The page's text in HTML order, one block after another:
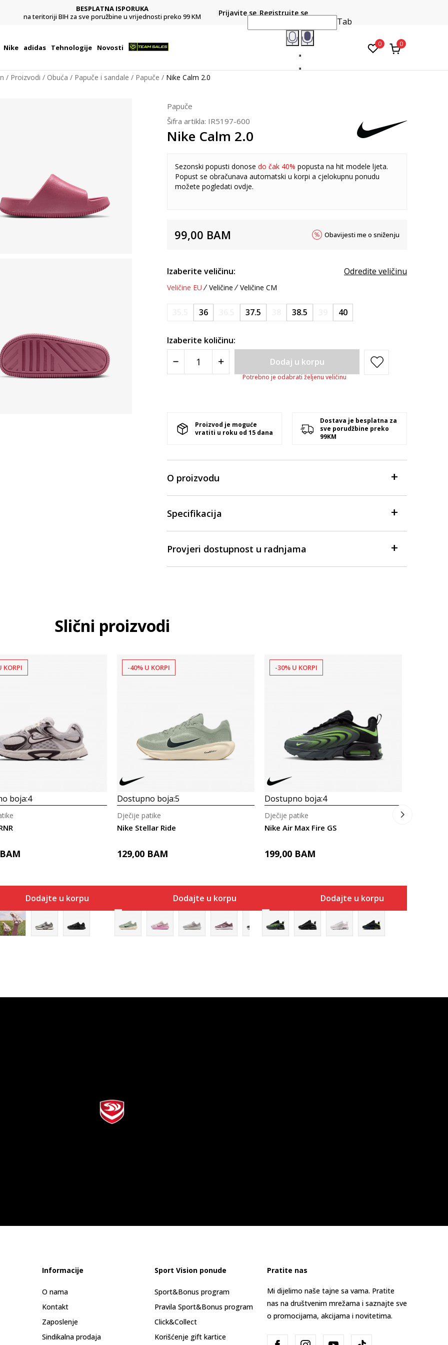
BESPLATNA ISPORUKA
na teritoriji BIH za sve poružbine u vrijednosti preko 99 KM
Platite karticom online i preuzmite u prodavnici po vašem
Prijavite se Registrujte se
Nike adidas Tehnologije Novosti
Tab
0 0
Proizvodi Obuća Papuče i sandale Papuče Nike Calm 2.0
Papuče
Šifra artikla: IR5197-600
Nike Calm 2.0
Sezonski popusti donose do čak 40% popusta na hit modele ljeta.
Popust se obračunava automatski u korpi a cjelokupnu ponudu
možete pogledati ovdje.
99,00 BAM Obavijesti me o sniženju
Izaberite veličinu: Odredite veličinu
Veličine EU Veličine Veličine CM
36 37.5 38.5 40
Izaberite količinu:
Dodaj u korpu
Potrebno je odabrati željenu veličinu
Proizvod je moguće
vratiti u roku od 15 dana
Dostava je besplatna za
sve porudžbine preko
99KM
O proizvodu
Specifikacija
Provjeri dostupnost u radnjama
Slični proizvodi
KORPI
boja:4
BAM
Dodajte u korpu
-40% U KORPI
Dostupno boja:5
Nike Stellar Ride
Dječije patike
129,00 BAM
Dodajte u korpu
-30% U KORPI
Dostupno boja:4
Nike Air Max Fire GS
Dječije patike
199,00 BAM
Dodajte u korpu
Informacije
O nama
Kontakt
Zaposlenje
Sindikalna prodaja
Sport Vision ponude
Sport&Bonus program
Pravila Sport&Bonus program
Click&Collect
Korišćenje gift kartice
Pratite nas
Mi dijelimo naše tajne sa vama. Pratite
nas na društvenim mrežama i saznajte sve
o promocijama, akcijama i novitetima.